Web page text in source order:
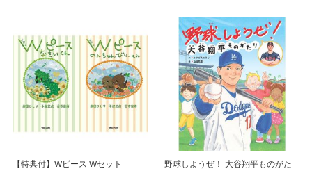
【特典付】Wピース Wセット
野球しようぜ！ 大谷翔平ものがた